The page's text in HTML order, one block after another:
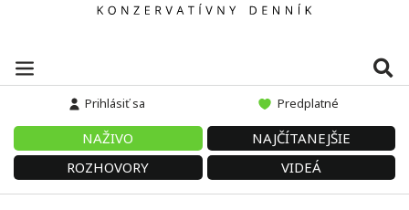
Prihlásiť sa Predplatné
NAŽIVO
NAJČÍTANEJŠIE
ROZHOVORY
VIDEÁ